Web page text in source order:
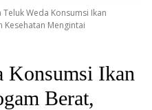
Teluk Weda Konsumsi Ikan
Mengintai
Konsumsi Ikan
Berat,